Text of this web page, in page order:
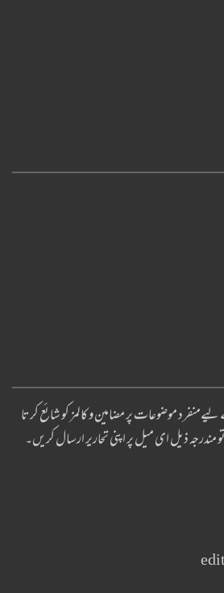
موضوعات پر مضامین و کالمز کو شائع کرتا
ذیل ای میل پر اپنی تحاریر ارسال کریں۔